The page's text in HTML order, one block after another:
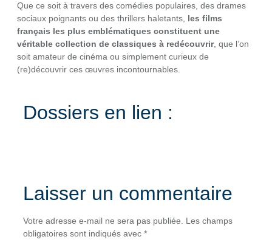
Que ce soit à travers des comédies populaires, des drames
sociaux poignants ou des thrillers haletants, les films
français les plus emblématiques constituent une
véritable collection de classiques à redécouvrir, que l’on
soit amateur de cinéma ou simplement curieux de
(re)découvrir ces œuvres incontournables.
Dossiers en lien :
Laisser un commentaire
Votre adresse e-mail ne sera pas publiée. Les champs
obligatoires sont indiqués avec *